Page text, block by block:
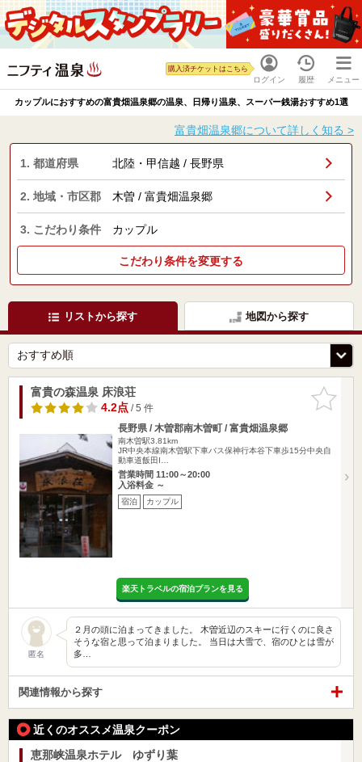
ログイン
購入済チケットはこちら
履歴 メニュー
カップルにおすすめの富貴畑温泉郷の温泉、日帰り温泉、スーパー銭湯おすすめ1選
富貴畑温泉郷について詳しく知る >
1. 都道府県 北陸・甲信越 / 長野県
2. 地域・市区郡 木曽 / 富貴畑温泉郷
3. こだわり条件 カップル
こだわり条件を変更する
リストから探す 地図から探す
お気に入
りに追加
富貴の森温泉 床浪荘
4.2点/ 5 件
長野県 / 木曽郡南木曽町 / 富貴畑温泉郷
南木曽駅3.81km
JR中央本線南木曽駅下車バス保神行本谷下車歩15分中央自
動車道飯田I…
営業時間 11:00～20:00
入浴料金 ～
宿泊 カップル
楽天トラベルの宿泊プランを見る
匿名
２月の頭に泊まってきました。 木曽近辺のスキーに行くのに良さ
そうな宿と思って泊まりました。 当日は大雪で、宿のひとは雪が
多…
関連情報から探す
近くのオススメ温泉クーポン
恵那峡温泉ホテル ゆずり葉